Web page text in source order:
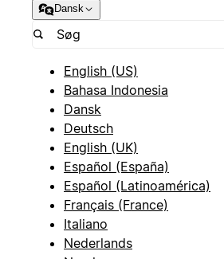
Dansk
English (US)
Bahasa Indonesia
Dansk
Deutsch
English (UK)
Español (España)
Español (Latinoamérica)
Français (France)
Italiano
Nederlands